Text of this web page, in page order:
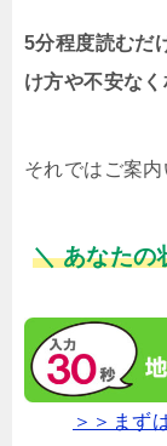
5分程度読むだ
け方や不安な
それではご案内
＼ あなたの
＞＞まず